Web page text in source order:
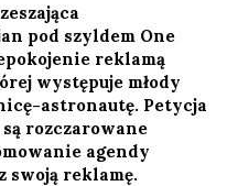
pod szyldem One
reklamą
występuje młody
astronautę. Petycja
rozczarowane
agendy
swoją reklamę.